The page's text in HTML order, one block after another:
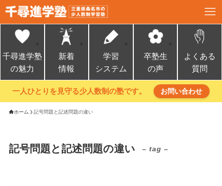
千尋進学塾
の魅力
新着
情報
学習
システム
卒塾生
の声
よくある
質問
一人ひとりを見守る少人数制の塾です。 お問い合わせ
ホーム 記号問題と記述問題の違い
記号問題と記述問題の違い – tag –